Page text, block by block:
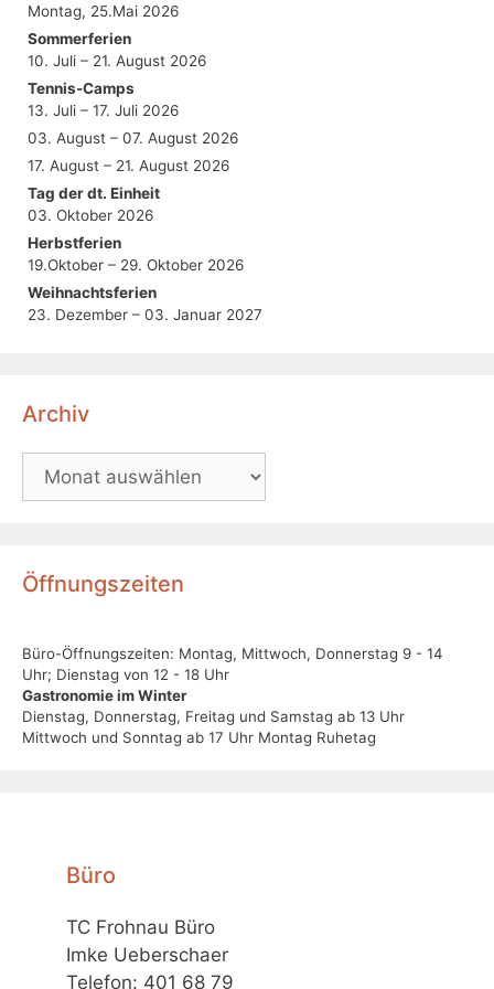
Montag, 25.Mai 2026
Sommerferien
10. Juli – 21. August 2026
Tennis-Camps
13. Juli – 17. Juli 2026
03. August – 07. August 2026
17. August – 21. August 2026
Tag der dt. Einheit
03. Oktober 2026
Herbstferien
19.Oktober – 29. Oktober 2026
Weihnachtsferien
23. Dezember – 03. Januar 2027
Archiv
Öffnungszeiten
Büro-Öffnungszeiten: Montag, Mittwoch, Donnerstag 9 - 14
Uhr; Dienstag von 12 - 18 Uhr
Gastronomie im Winter
Dienstag, Donnerstag, Freitag und Samstag ab 13 Uhr
Mittwoch und Sonntag ab 17 Uhr Montag Ruhetag
Büro
TC Frohnau Büro
Imke Ueberschaer
Telefon: 401 68 79